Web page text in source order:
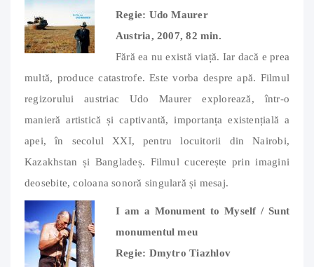
Regie: Udo Maurer
Austria, 2007, 82 min.
Fără ea nu există viață. Iar dacă e prea
multă, produce catastrofe. Este vorba despre apă. Filmul
regizorului austriac Udo Maurer explorează, într-o
manieră artistică și captivantă, importanța existențială a
apei, în secolul XXI, pentru locuitorii din Nairobi,
Kazakhstan și Bangladeș. Filmul cucerește prin imagini
deosebite, coloana sonoră singulară și mesaj.
I am a Monument to Myself / Sunt
monumentul meu
Regie: Dmytro Tiazhlov